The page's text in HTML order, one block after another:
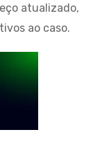
atualizado,
ao caso.